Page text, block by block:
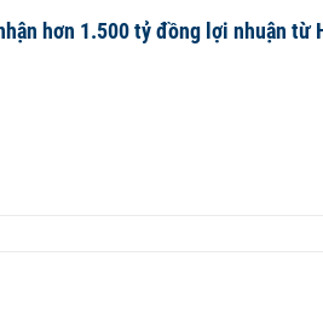
hơn 1.500 tỷ đồng lợi nhuận từ